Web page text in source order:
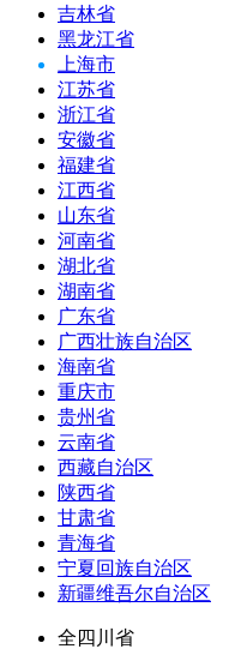
吉林省
黑龙江省
上海市
江苏省
浙江省
安徽省
福建省
江西省
山东省
河南省
湖北省
湖南省
广东省
广西壮族自治区
海南省
重庆市
贵州省
云南省
西藏自治区
陕西省
甘肃省
青海省
宁夏回族自治区
新疆维吾尔自治区
全四川省